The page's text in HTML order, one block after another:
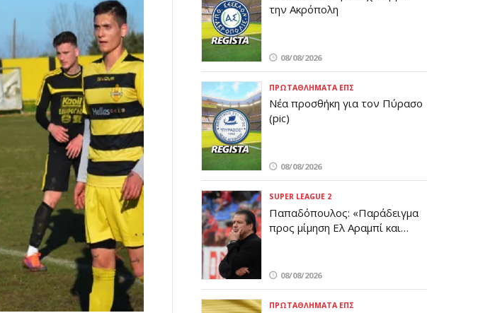
την Ακρόπολη
08/08/2026
ΠΡΩΤΑΘΛΉΜΑΤΑ ΕΠΣ
Νέα προσθήκη για τον Πύρασο
(pic)
08/08/2026
SUPER LEAGUE 2
Παπαδόπουλος: «Παράδειγμα
προς μίμηση Ελ Αραμπί και
08/08/2026
ΠΡΩΤΑΘΛΉΜΑΤΑ ΕΠΣ